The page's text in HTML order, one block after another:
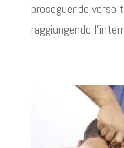
proseguendo verso
raggiungendo